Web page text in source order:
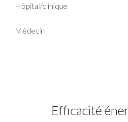
Hôpital/clinique
Médecin
Efficacité